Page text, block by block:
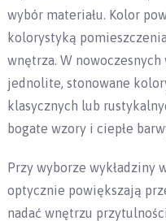
wybór materiału. Kolor
kolorystyką
wnętrza. W
jednolite, stonowane
klasycznych lub
bogate wzory i ciepłe
Przy wyborze wykładziny
optycznie powiększają
nadać wnętrzu